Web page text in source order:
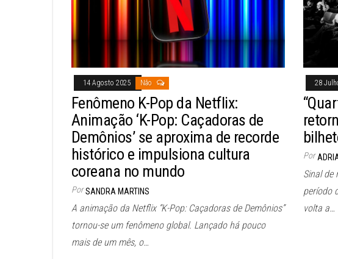
14 Agosto 2025 Não
Fenômeno K-Pop da Netflix:
Animação ‘K-Pop: Caçadoras de
Demônios’ se aproxima de recorde
histórico e impulsiona cultura
coreana no mundo
Por SANDRA MARTINS
A animação da Netflix “K-Pop: Caçadoras de Demônios”
tornou-se um fenômeno global. Lançado há pouco
mais de um mês, o…
28
Por
Sinal de
período
volta a…